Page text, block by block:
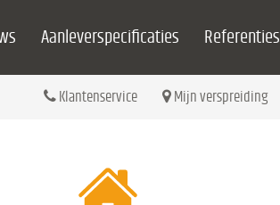
Aanleverspecificaties Referenties
Klantenservice Mijn verspreiding